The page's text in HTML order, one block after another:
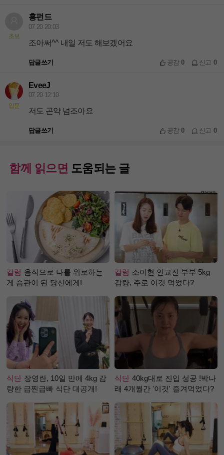
초보
홍펀드
07.20 20:03
조아써^^ 내일 저도 해보겠어요
답글쓰기 공감0 신고 0
입문
EveeJ
07.20 12:10
저도 곤약 넘조아요
답글쓰기 공감0 신고 0
함께 읽으면 도움되는 글
칼럼 음식으로 나를 위로하는
게 습관이 된 당신에게!
칼럼 소이현 인교진 부부 5kg
감량, 주로 이것 먹었다?
식단 장영란, 10일 만에 4kg 감
량한 급찐급빠 식단 대공개!
식단 40kg대로 진입 성공 !박나
래 4개월간 '이것' 즐겨먹었다?